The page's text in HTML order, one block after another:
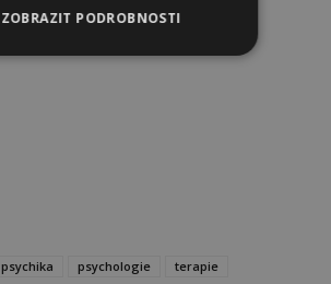
psychika psychologie terapie
ZOBRAZIT PODROBNOSTI